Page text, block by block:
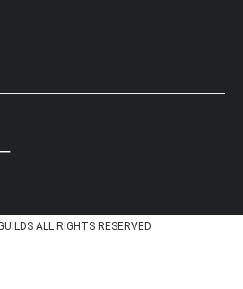
ALL RIGHTS RESERVED.